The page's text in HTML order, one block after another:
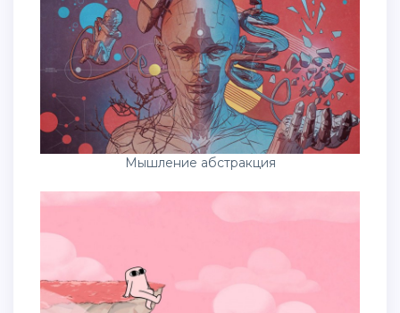
Мышление абстракция